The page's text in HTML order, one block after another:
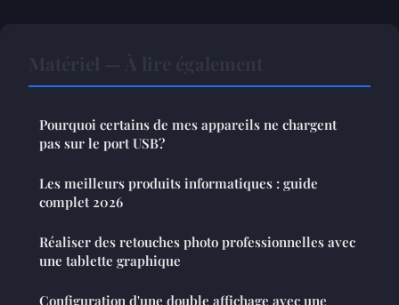
Pourquoi certains de mes appareils ne chargent
pas sur le port USB?
Les meilleurs produits informatiques : guide
complet 2026
Réaliser des retouches photo professionnelles avec
une tablette graphique
Configuration d'une double affichage avec une